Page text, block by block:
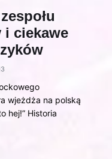
i ciekawe
wjeżdża na polską
hej!” Historia